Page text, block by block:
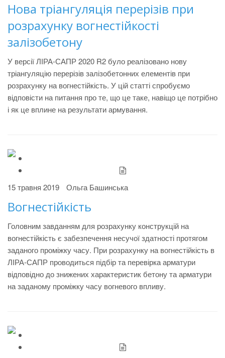
Нова тріангуляція перерізів при
розрахунку вогнестійкості
залізобетону
У версії ЛІРА-САПР 2020 R2 було реалізовано нову
тріангуляцію перерізів залізобетонних елементів при
розрахунку на вогнестійкість. У цій статті спробуємо
відповісти на питання про те, що це таке, навіщо це потрібно
і як це вплине на результати армування.
15 травня 2019 Ольга Башинська
Вогнестійкість
Головним завданням для розрахунку конструкцій на
вогнестійкість є забезпечення несучої здатності протягом
заданого проміжку часу. При розрахунку на вогнестійкість в
ЛІРА-САПР проводиться підбір та перевірка арматури
відповідно до знижених характеристик бетону та арматури
на заданому проміжку часу вогневого впливу.